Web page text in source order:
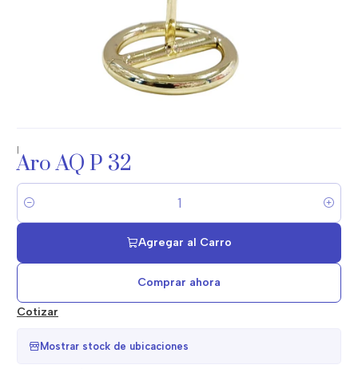
|
Aro AQ P 32
Cantidad
Agregar al Carro
Comprar ahora
Cotizar
Mostrar stock de ubicaciones